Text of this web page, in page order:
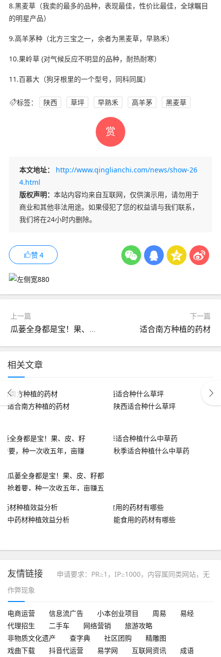
8.黑麦草（我卖的最多的品种，表现最佳，性价比最佳，全球瞩目
的明星产品）
9.高羊茅种（北方三宝之一，余者为黑麦草，早熟禾）
10.果岭草 (对气候反应不明显的品种，耐热耐寒）
11.百慕大（狗牙根里的一个型号，同科同属）
标签： 陕西 草坪 早熟禾 高羊茅 黑麦草
赏
本文地址：
http://www.qinglianchi.com/news/show-26
4.html
版权声明： 本站内容均来自互联网，仅供演示用，请勿用于
商业和其他非法用途。如果侵犯了您的权益请与我们联系，
我们将在24小时内删除。
赞4
上一篇
瓜蒌全身都是宝！果、皮、籽都抢着要，种一次收五年，亩赚五千
下一篇
适合南方种植的药材
相关文章
适合南方种植的药材 陕西适合种什么草坪
瓜蒌全身都是宝！果、皮、籽都
抢着要，种一次收五年，亩赚五
秋季适合种植什么中草药
中药材种植效益分析 能食用的药材有哪些
友情链接
申请要求：PR≥1，IP≥1000，内容属同类网站，无
作弊现象
电商运营 信息流广告 小本创业项目 周易
易经
代理招生
二手车 网络营销
旅游攻略
非物质文化遗产
查字典 社区团购
精雕图
戏曲下载
抖音代运营 易学网 互联网资讯
成语